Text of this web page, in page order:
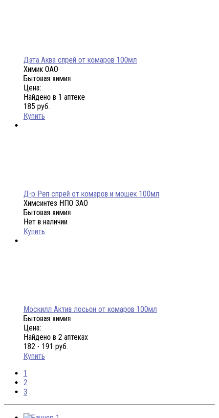
Дэта Аква спрей от комаров 100мл
Химик ОАО
Бытовая химия
Цена:
Найдено в 1 аптеке
185 руб.
Купить
Д-р Реп спрей от комаров и мошек 100мл
Химсинтез НПО ЗАО
Бытовая химия
Нет в наличии
Купить
Москилл Актив лосьон от комаров 100мл
Бытовая химия
Цена:
Найдено в 2 аптеках
182 - 191 руб.
Купить
1
2
3